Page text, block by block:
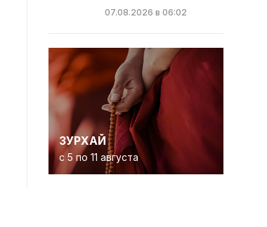
07.08.2026 в 06:02
ЗУРХАЙ
с 5 по 11 августа